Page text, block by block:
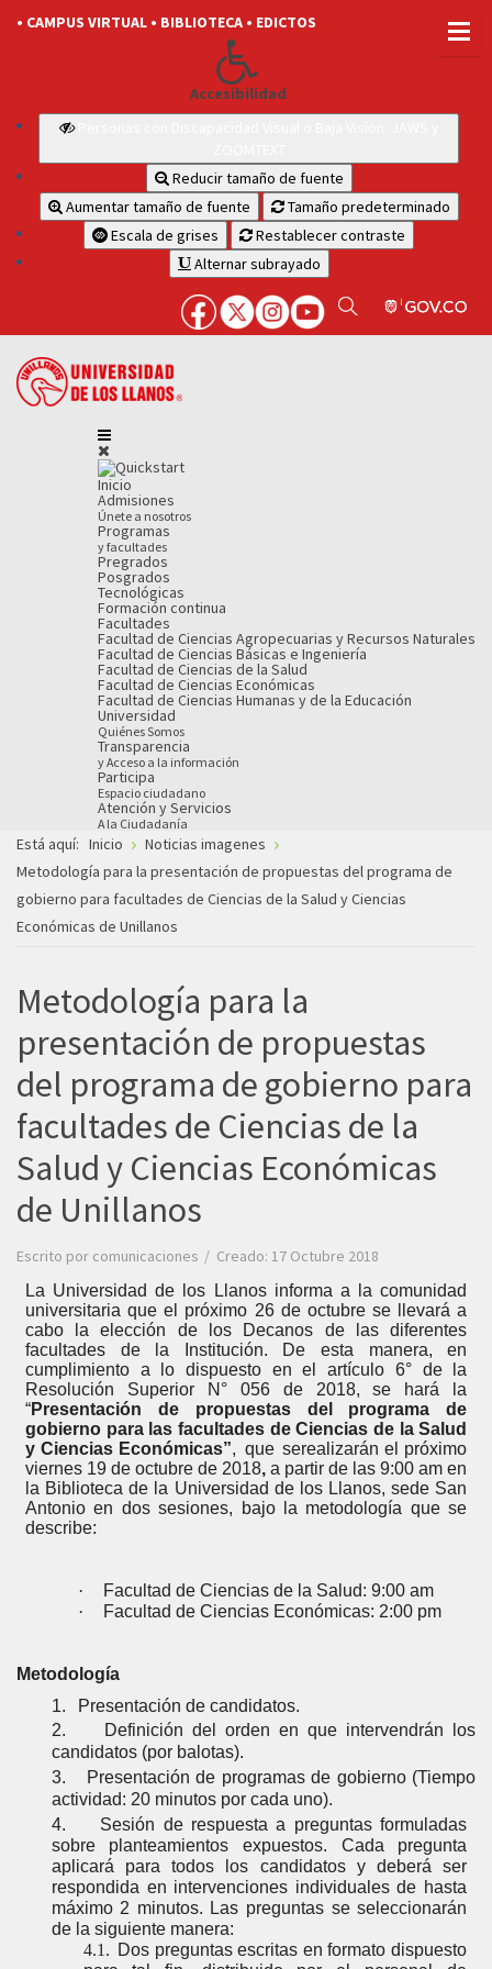
• CAMPUS VIRTUAL • BIBLIOTECA • EDICTOS
Accesibilidad
Reducir tamaño de fuente
Aumentar tamaño de fuente
Tamaño predeterminado
Escala de grises
Restablecer contraste
Alternar subrayado
Inicio
Admisiones
Únete a nosotros
Programas
y facultades
Pregrados
Posgrados
Tecnológicas
Formación continua
Facultades
Facultad de Ciencias Agropecuarias y Recursos Naturales
Facultad de Ciencias Básicas e Ingeniería
Facultad de Ciencias de la Salud
Facultad de Ciencias Económicas
Facultad de Ciencias Humanas y de la Educación
Universidad
Quiénes Somos
Transparencia
y Acceso a la información
Participa
Espacio ciudadano
Atención y Servicios
A la Ciudadanía
Está aquí: Inicio
Noticias imagenes
Metodología para la presentación de propuestas del programa de
gobierno para facultades de Ciencias de la Salud y Ciencias
Económicas de Unillanos
Metodología para la
presentación de propuestas
del programa de gobierno para
facultades de Ciencias de la
Salud y Ciencias Económicas
de Unillanos
Escrito por comunicaciones Creado: 17 Octubre 2018
La Universidad de los Llanos informa a la comunidad
universitaria que el próximo 26 de octubre se llevará a
cabo la elección de los Decanos de las diferentes
facultades de la Institución. De esta manera, en
cumplimiento a lo dispuesto en el artículo 6° de la
Resolución Superior N° 056 de 2018, se hará la
“Presentación de propuestas del programa de
gobierno para las facultades de Ciencias de la Salud
y Ciencias Económicas”, que serealizarán el próximo
viernes 19 de octubre de 2018,a partir de las 9:00 am en
la Biblioteca de la Universidad de los Llanos, sede San
Antonio en dos sesiones, bajo la metodología que se
describe:
·
Facultad de Ciencias de la Salud: 9:00 am
·
Facultad de Ciencias Económicas: 2:00 pm
Metodología
1.
Presentación de candidatos.
2.
Definición del orden en que intervendrán los
candidatos (por balotas).
3.
Presentación de programas de gobierno (Tiempo
actividad: 20 minutos por cada uno).
4.
Sesión de respuesta a preguntas formuladas
sobre planteamientos expuestos. Cada pregunta
aplicará para todos los candidatos y deberá ser
respondida en intervenciones individuales de hasta
máximo 2 minutos. Las preguntas se seleccionarán
de la siguiente manera:
4.1. Dos preguntas escritas en formato dispuesto